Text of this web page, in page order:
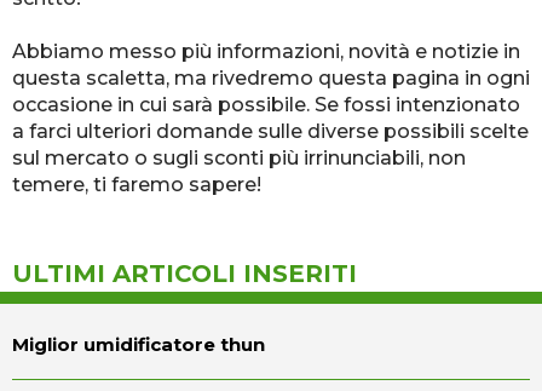
Abbiamo messo più informazioni, novità e notizie in
questa scaletta, ma rivedremo questa pagina in ogni
occasione in cui sarà possibile. Se fossi intenzionato
a farci ulteriori domande sulle diverse possibili scelte
sul mercato o sugli sconti più irrinunciabili, non
temere, ti faremo sapere!
ULTIMI ARTICOLI INSERITI
Miglior umidificatore thun